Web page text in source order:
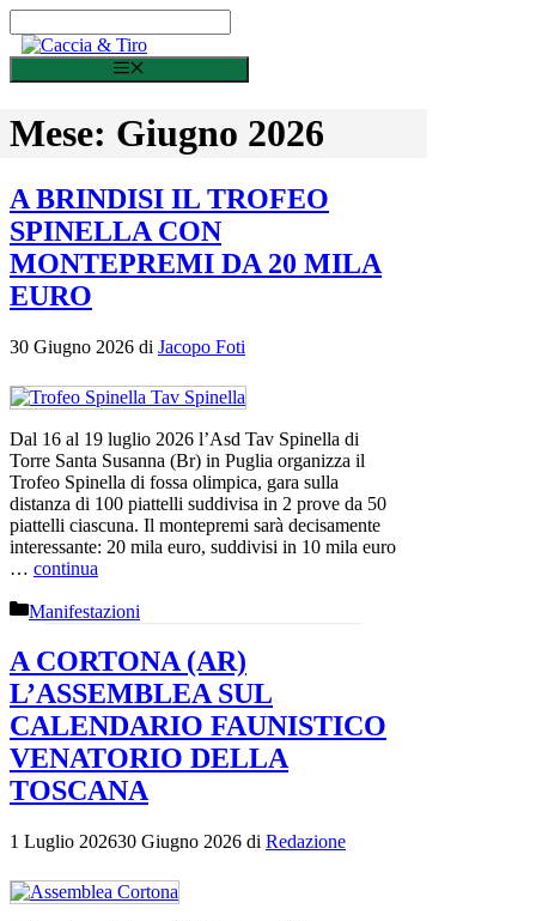
Mese: Giugno 2026
A BRINDISI IL TROFEO
SPINELLA CON
MONTEPREMI DA 20 MILA
EURO
30 Giugno 2026 di Jacopo Foti
Dal 16 al 19 luglio 2026 l’Asd Tav Spinella di
Torre Santa Susanna (Br) in Puglia organizza il
Trofeo Spinella di fossa olimpica, gara sulla
distanza di 100 piattelli suddivisa in 2 prove da 50
piattelli ciascuna. Il montepremi sarà decisamente
interessante: 20 mila euro, suddivisi in 10 mila euro
… continua
Categorie
Manifestazioni
A CORTONA (AR)
L’ASSEMBLEA SUL
CALENDARIO FAUNISTICO
VENATORIO DELLA
TOSCANA
1 Luglio 202630 Giugno 2026 di Redazione